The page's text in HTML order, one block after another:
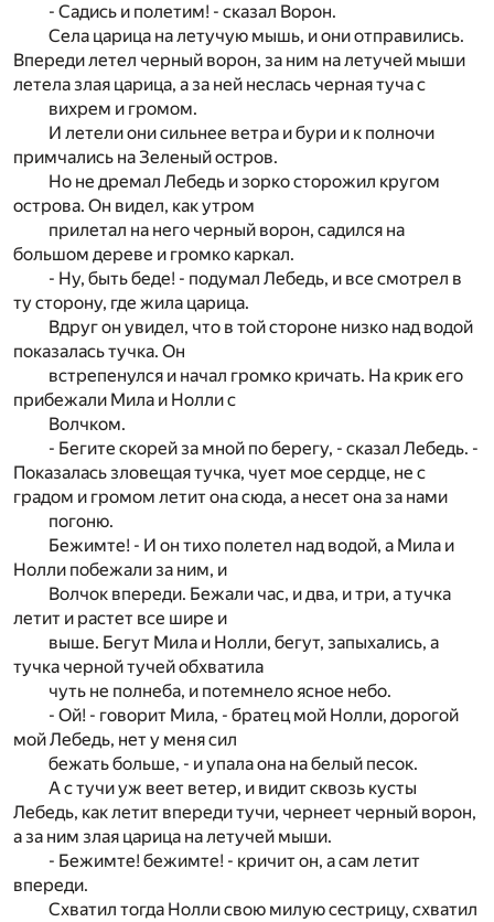
- Садись и полетим! - сказал Ворон.
Села царица на летучую мышь, и они отправились.
Впереди летел черный ворон, за ним на летучей мыши
летела злая царица, а за ней неслась черная туча с
вихрем и громом.
И летели они сильнее ветра и бури и к полночи
примчались на Зеленый остров.
Но не дремал Лебедь и зорко сторожил кругом
острова. Он видел, как утром
прилетал на него черный ворон, садился на
большом дереве и громко каркал.
- Ну, быть беде! - подумал Лебедь, и все смотрел в
ту сторону, где жила царица.
Вдруг он увидел, что в той стороне низко над водой
показалась тучка. Он
встрепенулся и начал громко кричать. На крик его
прибежали Мила и Нолли с
Волчком.
- Бегите скорей за мной по берегу, - сказал Лебедь. -
Показалась зловещая тучка, чует мое сердце, не с
градом и громом летит она сюда, а несет она за нами
погоню.
Бежимте! - И он тихо полетел над водой, а Мила и
Нолли побежали за ним, и
Волчок впереди. Бежали час, и два, и три, а тучка
летит и растет все шире и
выше. Бегут Мила и Нолли, бегут, запыхались, а
тучка черной тучей обхватила
чуть не полнеба, и потемнело ясное небо.
- Ой! - говорит Мила, - братец мой Нолли, дорогой
мой Лебедь, нет у меня сил
бежать больше, - и упала она на белый песок.
А с тучи уж веет ветер, и видит сквозь кусты
Лебедь, как летит впереди тучи, чернеет черный ворон,
а за ним злая царица на летучей мыши.
- Бежимте! бежимте! - кричит он, а сам летит
впереди.
Схватил тогда Нолли свою милую сестрицу, схватил